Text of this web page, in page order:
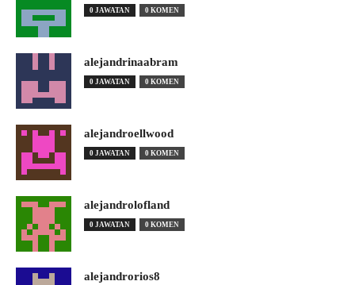
0 JAWATAN 0 KOMEN
alejandrinaabram
0 JAWATAN 0 KOMEN
alejandroellwood
0 JAWATAN 0 KOMEN
alejandrolofland
0 JAWATAN 0 KOMEN
alejandrorios8